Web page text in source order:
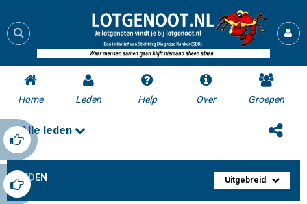
Home Leden Help Over Groepen
Alle leden
LEDEN Uitgebreid